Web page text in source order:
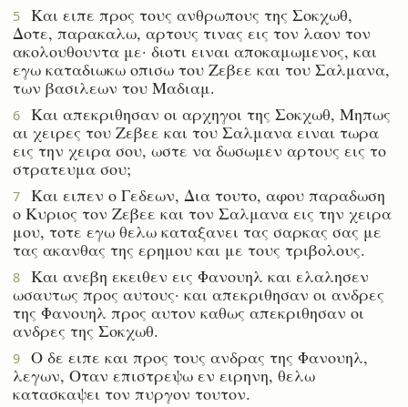
5
Και ειπε προς τους ανθρωπους της Σοκχωθ,
Δοτε, παρακαλω, αρτους τινας εις τον λαον τον
ακολουθουντα με· διοτι ειναι αποκαμωμενος, και
εγω καταδιωκω οπισω του Ζεβεε και του Σαλμανα,
των βασιλεων του Μαδιαμ.
6
Και απεκριθησαν οι αρχηγοι της Σοκχωθ, Μηπως
αι χειρες του Ζεβεε και του Σαλμανα ειναι τωρα
εις την χειρα σου, ωστε να δωσωμεν αρτους εις το
στρατευμα σου;
7
Και ειπεν ο Γεδεων, Δια τουτο, αφου παραδωση
ο Κυριος τον Ζεβεε και τον Σαλμανα εις την χειρα
μου, τοτε εγω θελω καταξανει τας σαρκας σας με
τας ακανθας της ερημου και με τους τριβολους.
8
Και ανεβη εκειθεν εις Φανουηλ και ελαλησεν
ωσαυτως προς αυτους· και απεκριθησαν οι ανδρες
της Φανουηλ προς αυτον καθως απεκριθησαν οι
ανδρες της Σοκχωθ.
9
Ο δε ειπε και προς τους ανδρας της Φανουηλ,
λεγων, Οταν επιστρεψω εν ειρηνη, θελω
κατασκαψει τον πυργον τουτον.